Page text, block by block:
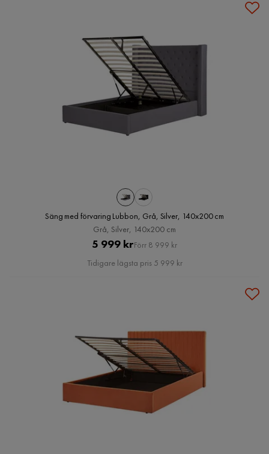
Säng med förvaring Lubbon, Grå, Silver, 140x200 cm
Grå, Silver, 140x200 cm
Pris
5 999 krOriginal
Pris
Förr 8 999 kr
Tidigare lägsta pris 5 999 kr